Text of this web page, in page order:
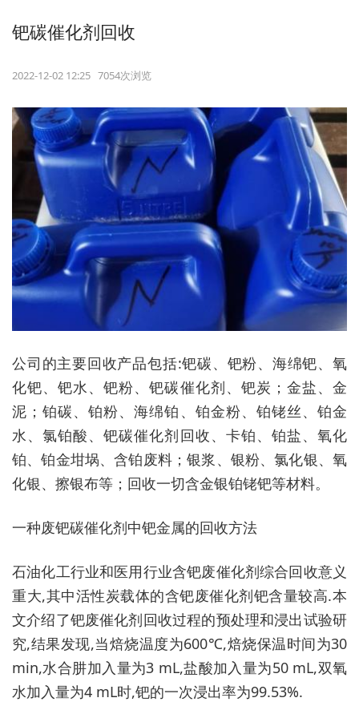
钯碳催化剂回收
2022-12-02 12:25 7054次浏览
公司的主要回收产品包括:钯碳、钯粉、海绵钯、氧
化钯、钯水、钯粉、钯碳催化剂、钯炭；金盐、金
泥；铂碳、铂粉、海绵铂、铂金粉、铂铑丝、铂金
水、氯铂酸、钯碳催化剂回收、卡铂、铂盐、氧化
铂、铂金坩埚、含铂废料；银浆、银粉、氯化银、氧
化银、擦银布等；回收一切含金银铂铑钯等材料。
一种废钯碳催化剂中钯金属的回收方法
石油化工行业和医用行业含钯废催化剂综合回收意义
重大,其中活性炭载体的含钯废催化剂钯含量较高.本
文介绍了钯废催化剂回收过程的预处理和浸出试验研
究,结果发现,当焙烧温度为600℃,焙烧保温时间为30
min,水合肼加入量为3 mL,盐酸加入量为50 mL,双氧
水加入量为4 mL时,钯的一次浸出率为99.53%.